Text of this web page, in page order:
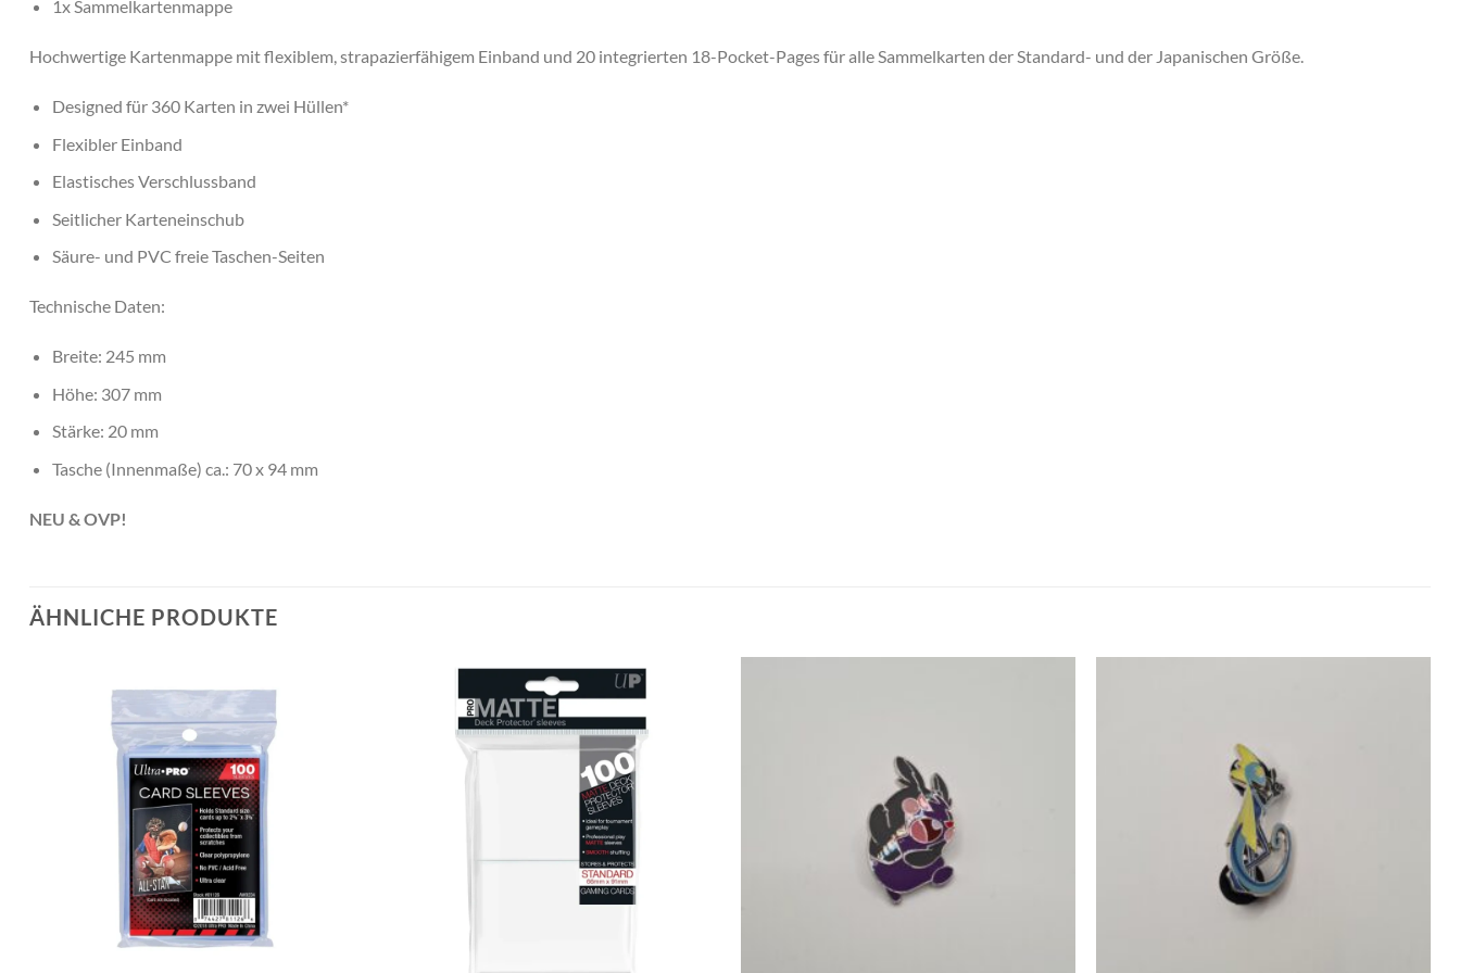
1x Sammelkartenmappe
Hochwertige Kartenmappe mit flexiblem, strapazierfähigem Einband und 20 integrierten 18-Pocket-Pages für alle Sammelkarten der Standard- und der Japanischen Größe.
Designed für 360 Karten in zwei Hüllen*
Flexibler Einband
Elastisches Verschlussband
Seitlicher Karteneinschub
Säure- und PVC freie Taschen-Seiten
Technische Daten:
Breite: 245 mm
Höhe: 307 mm
Stärke: 20 mm
Tasche (Innenmaße) ca.: 70 x 94 mm
NEU & OVP!
ÄHNLICHE PRODUKTE